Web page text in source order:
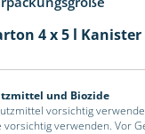
4 x 5 l Kanister
und Biozide
vorsichtig
vorsichtig verwenden. Vor